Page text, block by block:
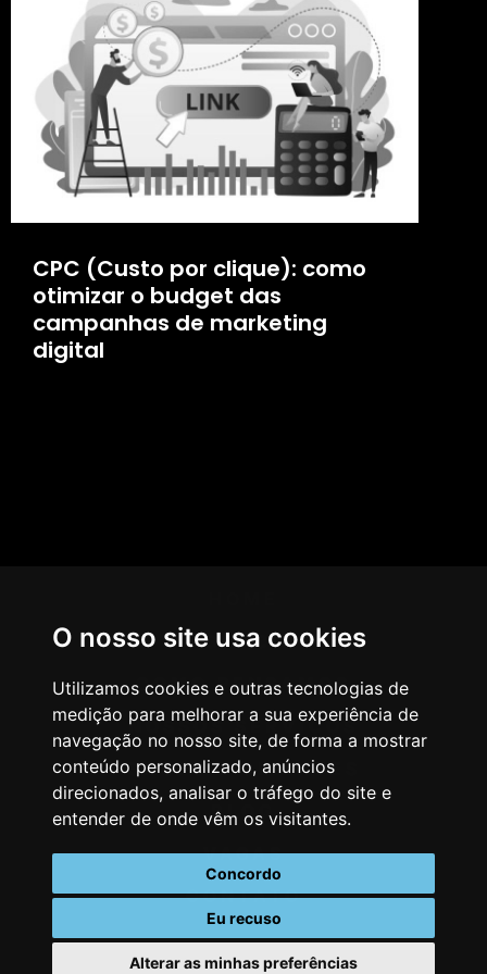
O nosso site usa cookies
Utilizamos cookies e outras tecnologias de
medição para melhorar a sua experiência de
navegação no nosso site, de forma a mostrar
conteúdo personalizado, anúncios
direcionados, analisar o tráfego do site e
entender de onde vêm os visitantes.
Concordo
Eu recuso
Alterar as minhas preferências
CPC (Custo por clique): como
otimizar o budget das
campanhas de marketing
digital
AGÊNCIA
COMO PENSAMOS
NOSSOS SERVIÇOS
CASES & CLIENTES
BLOG
VAGAS
CONTATO